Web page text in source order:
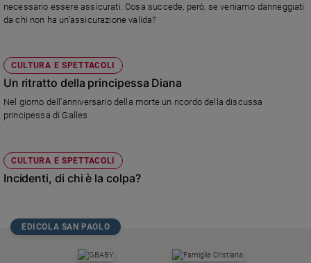
necessario essere assicurati. Cosa succede, però, se veniamo danneggiati
da chi non ha un’assicurazione valida?
CULTURA E SPETTACOLI
Un ritratto della principessa Diana
Nel giorno dell'anniversario della morte un ricordo della discussa
principessa di Galles
CULTURA E SPETTACOLI
Incidenti, di chi è la colpa?
EDICOLA SAN PAOLO